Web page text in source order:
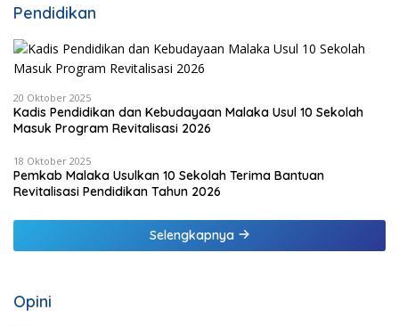
Pendidikan
20 Oktober 2025
Kadis Pendidikan dan Kebudayaan Malaka Usul 10 Sekolah
Masuk Program Revitalisasi 2026
18 Oktober 2025
Pemkab Malaka Usulkan 10 Sekolah Terima Bantuan
Revitalisasi Pendidikan Tahun 2026
Selengkapnya
Opini